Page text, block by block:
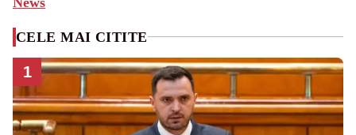
CELE MAI CITITE
1